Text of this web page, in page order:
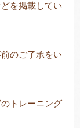
を掲載してい
のご了承をい
トレーニング